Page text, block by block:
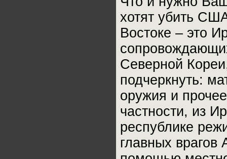
хотят убить
Востоке – это
Северной
подчеркнуть:
оружия и
частности, из
республике
главных